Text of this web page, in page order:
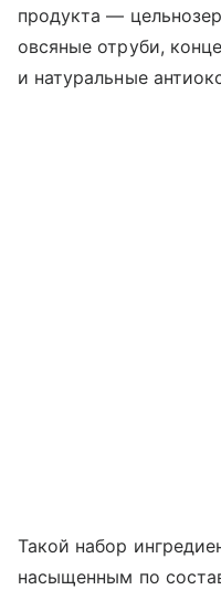
продукта —
овсяные отруби,
и натуральные
Такой набор
насыщенным по